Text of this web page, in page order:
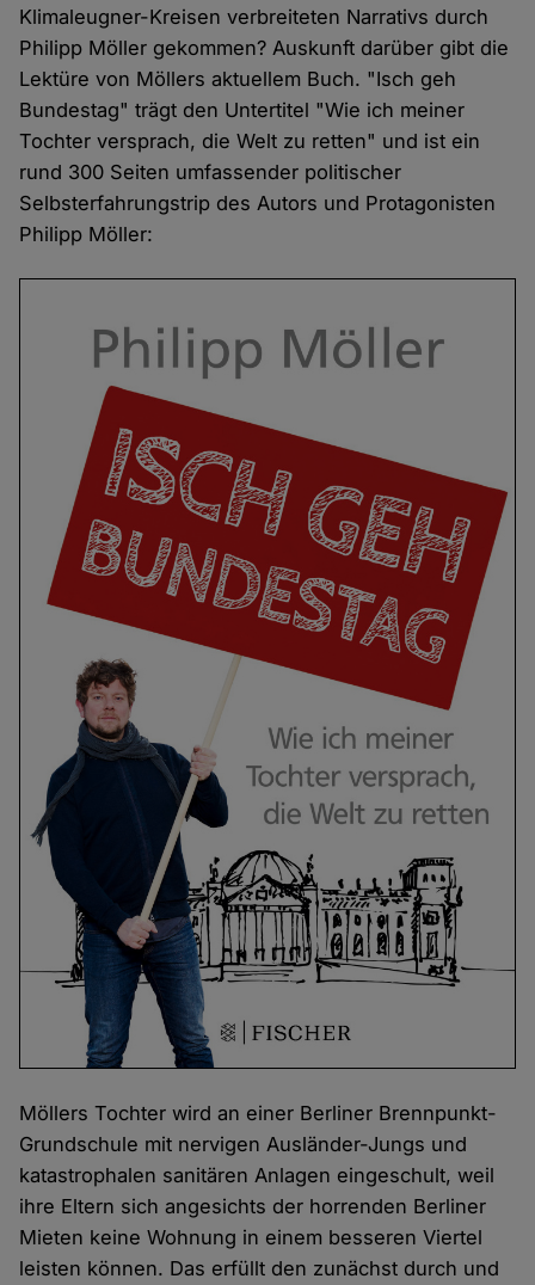
Klimaleugner-Kreisen verbreiteten Narrativs durch
Philipp Möller gekommen? Auskunft darüber gibt die
Lektüre von Möllers aktuellem Buch. "Isch geh
Bundestag" trägt den Untertitel "Wie ich meiner
Tochter versprach, die Welt zu retten" und ist ein
rund 300 Seiten umfassender politischer
Selbsterfahrungstrip des Autors und Protagonisten
Philipp Möller:
Möllers Tochter wird an einer Berliner Brennpunkt-
Grundschule mit nervigen Ausländer-Jungs und
katastrophalen sanitären Anlagen eingeschult, weil
ihre Eltern sich angesichts der horrenden Berliner
Mieten keine Wohnung in einem besseren Viertel
leisten können. Das erfüllt den zunächst durch und